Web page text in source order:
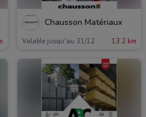
Chausson Matériaux
Valable jusqu'au 31/12 13.2 km